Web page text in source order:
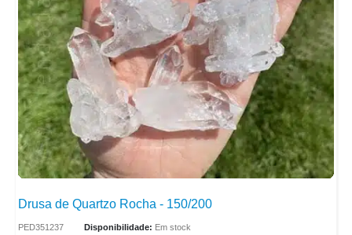
Drusa de Quartzo Rocha - 150/200
PED351237 Disponibilidade: Em stock